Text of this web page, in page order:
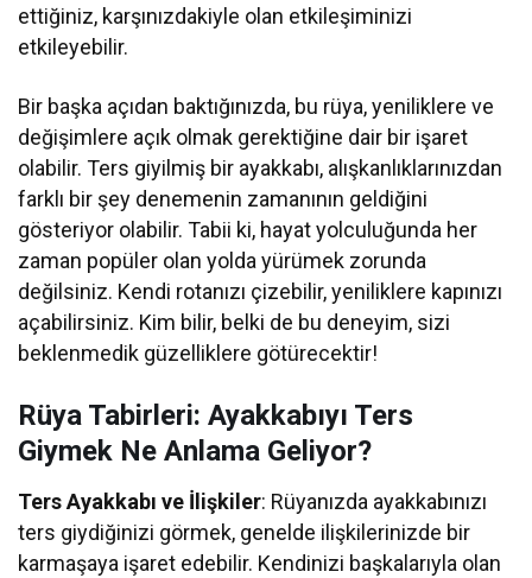
ettiğiniz, karşınızdakiyle olan etkileşiminizi
etkileyebilir.
Bir başka açıdan baktığınızda, bu rüya, yeniliklere ve
değişimlere açık olmak gerektiğine dair bir işaret
olabilir. Ters giyilmiş bir ayakkabı, alışkanlıklarınızdan
farklı bir şey denemenin zamanının geldiğini
gösteriyor olabilir. Tabii ki, hayat yolculuğunda her
zaman popüler olan yolda yürümek zorunda
değilsiniz. Kendi rotanızı çizebilir, yeniliklere kapınızı
açabilirsiniz. Kim bilir, belki de bu deneyim, sizi
beklenmedik güzelliklere götürecektir!
Rüya Tabirleri: Ayakkabıyı Ters
Giymek Ne Anlama Geliyor?
Ters Ayakkabı ve İlişkiler: Rüyanızda ayakkabınızı
ters giydiğinizi görmek, genelde ilişkilerinizde bir
karmaşaya işaret edebilir. Kendinizi başkalarıyla olan